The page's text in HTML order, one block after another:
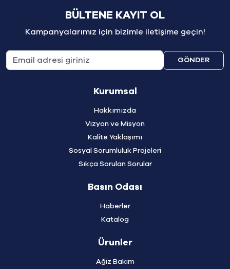
BÜLTENE KAYIT OL
Kampanyalarımız için bizimle iletişime geçin!
GÖNDER
Kurumsal
Hakkımızda
Vizyon ve Misyon
Kalite Yaklaşımı
Sosyal Sorumluluk Projeleri
Sıkça Sorulan Sorular
Basın Odası
Haberler
Katalog
Ürunler
Ağiz Bakim